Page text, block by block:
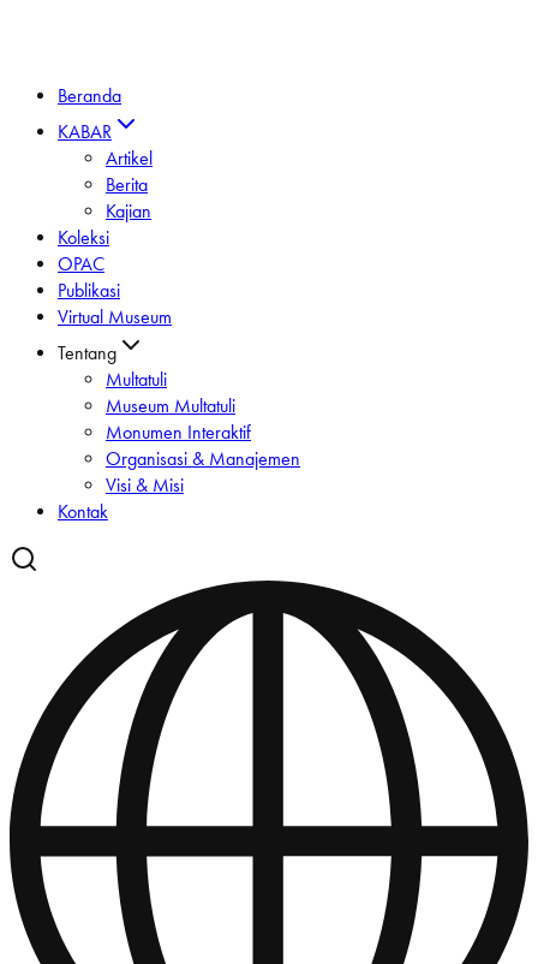
Beranda
KABAR
Artikel
Berita
Kajian
Koleksi
OPAC
Publikasi
Virtual Museum
Tentang
Multatuli
Museum Multatuli
Monumen Interaktif
Organisasi & Manajemen
Visi & Misi
Kontak